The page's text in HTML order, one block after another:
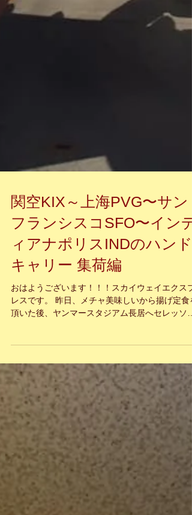
関空KIX～上海PVG〜サン
フランシスコSFO〜インデ
ィアナポリスINDのハンド
キャリー 集荷編
おはようございます！！！スカイウェイエクスプ
レスです。 昨日、メチャ美味しいから揚げ定食
阪の試合観戦に参りました。 平成最後の大阪桜
だ序盤の今季、平成最後の大阪桜のように、セレ
ッソ...